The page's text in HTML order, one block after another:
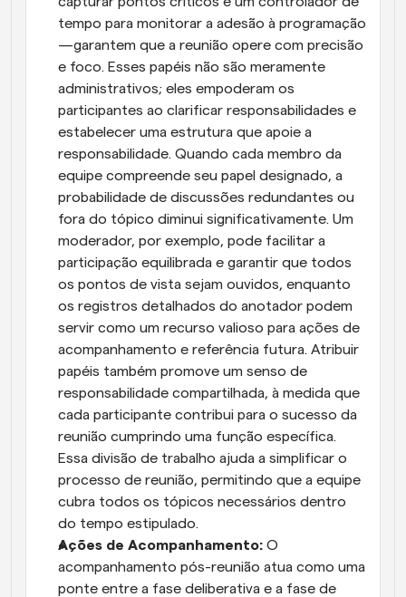
tempo para monitorar a adesão à programação
—garantem que a reunião opere com precisão
e foco. Esses papéis não são meramente
administrativos; eles empoderam os
participantes ao clarificar responsabilidades e
estabelecer uma estrutura que apoie a
responsabilidade. Quando cada membro da
equipe compreende seu papel designado, a
probabilidade de discussões redundantes ou
fora do tópico diminui significativamente. Um
moderador, por exemplo, pode facilitar a
participação equilibrada e garantir que todos
os pontos de vista sejam ouvidos, enquanto
os registros detalhados do anotador podem
servir como um recurso valioso para ações de
acompanhamento e referência futura. Atribuir
papéis também promove um senso de
responsabilidade compartilhada, à medida que
cada participante contribui para o sucesso da
reunião cumprindo uma função específica.
Essa divisão de trabalho ajuda a simplificar o
processo de reunião, permitindo que a equipe
cubra todos os tópicos necessários dentro
do tempo estipulado.
Ações de Acompanhamento: O
acompanhamento pós-reunião atua como uma
ponte entre a fase deliberativa e a fase de